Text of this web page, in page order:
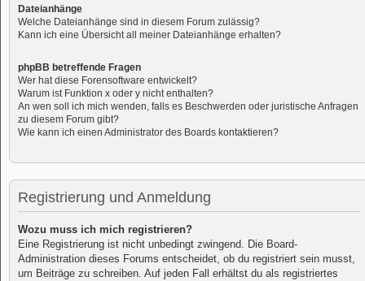
Dateianhänge
Welche Dateianhänge sind in diesem Forum zulässig?
Kann ich eine Übersicht all meiner Dateianhänge erhalten?
phpBB betreffende Fragen
Wer hat diese Forensoftware entwickelt?
Warum ist Funktion x oder y nicht enthalten?
An wen soll ich mich wenden, falls es Beschwerden oder juristische Anfragen
zu diesem Forum gibt?
Wie kann ich einen Administrator des Boards kontaktieren?
Registrierung und Anmeldung
Wozu muss ich mich registrieren?
Eine Registrierung ist nicht unbedingt zwingend. Die Board-
Administration dieses Forums entscheidet, ob du registriert sein musst,
um Beiträge zu schreiben. Auf jeden Fall erhältst du als registriertes